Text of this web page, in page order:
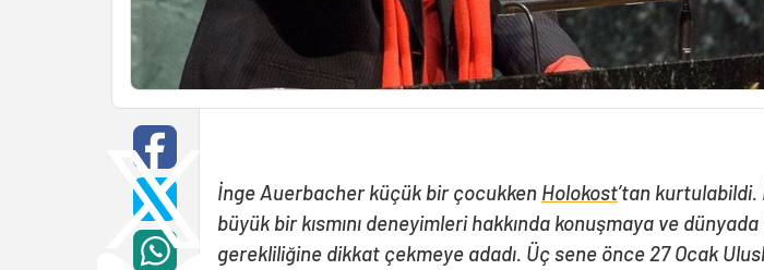
İnge Auerbacher küçük bir çocukken Holokost’tan kurtulabildi.
büyük bir kısmını deneyimleri hakkında konuşmaya ve
gerekliliğine dikkat çekmeye adadı. Üç sene önce 27 Ocak